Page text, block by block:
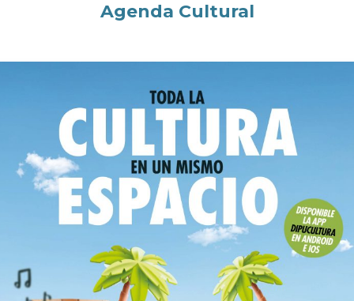
Agenda Cultural